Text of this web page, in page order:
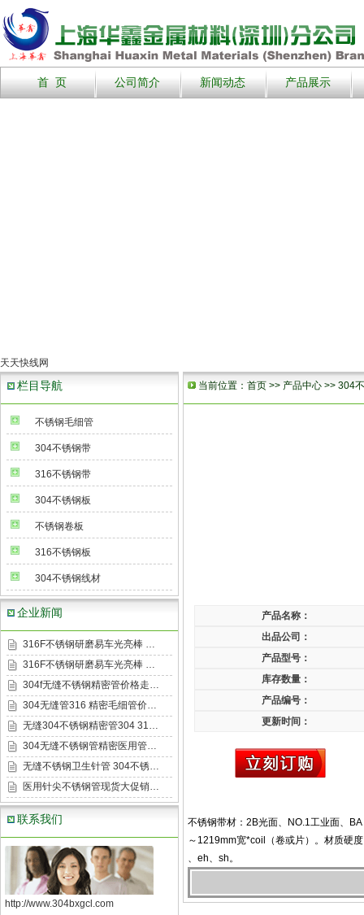
首 页 公司简介 新闻动态 产品展示
天天快线网
栏目导航
不锈钢毛细管
304不锈钢带
316不锈钢带
304不锈钢板
不锈钢卷板
316不锈钢板
304不锈钢线材
企业新闻
316F不锈钢研磨易车光亮棒 …
316F不锈钢研磨易车光亮棒 …
304f无缝不锈钢精密管价格走…
304无缝管316 精密毛细管价…
无缝304不锈钢精密管304 31…
304无缝不锈钢管精密医用管…
无缝不锈钢卫生针管 304不锈…
医用针尖不锈钢管现货大促销…
联系我们
http://www.304bxgcl.com
当前位置： 首页 >> 产品中心 >> 304
产品名称：
出品公司：
产品型号：
库存数量：
产品编号：
更新时间：
不锈钢带材：2B光面、NO.1工业面、
～1219mm宽*coil（卷或片）。材质硬
、eh、sh。